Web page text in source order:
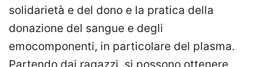
solidarietà e del dono e la pratica della
donazione del sangue e degli
emocomponenti, in particolare del plasma.